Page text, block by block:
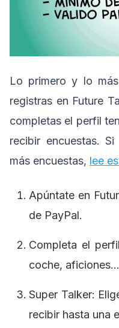
Lo primero y lo
registras en Future
completas el perfil
recibir encuestas.
más encuestas, lee
Apúntate en
de PayPal.
Completa el
coche, aficiones…
Super Talker:
recibir hasta una